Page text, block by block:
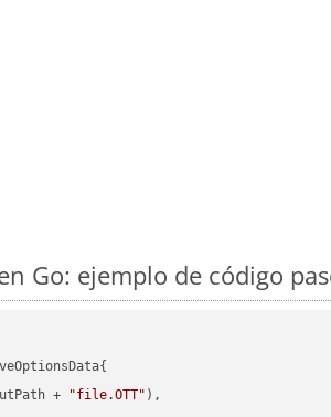
Go: ejemplo de código
+
"file.OTT" ),